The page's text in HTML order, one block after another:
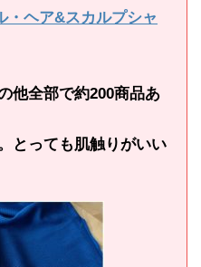
・ヘア&スカルプシャ
全部で約200商品あ
っても肌触りがいい